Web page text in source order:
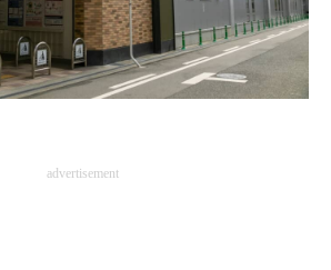
advertisement